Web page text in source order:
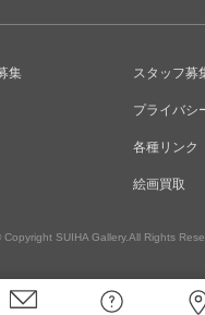
集 スタッフ募
プライバシ
各種リンク
絵画買取
Copyright SUIHA Gallery.All Rights